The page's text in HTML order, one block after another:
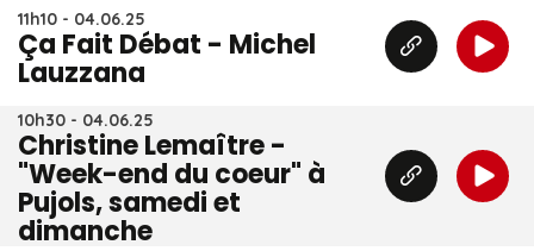
11h10 - 04.06.25
Ça Fait Débat - Michel
Lauzzana
10h30 - 04.06.25
Christine Lemaître -
"Week-end du coeur" à
Pujols, samedi et
dimanche